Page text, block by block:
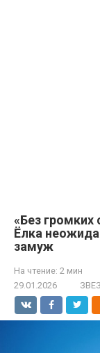
«Без громких
Ёлка
замуж
На чтение: 2 мин
29.01.2026